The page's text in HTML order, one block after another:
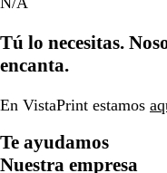
Tú lo necesitas.
encanta.
En VistaPrint estamos
Te ayudamos
Nuestra empresa